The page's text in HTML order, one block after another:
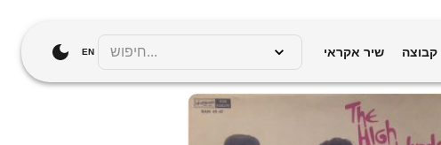
שיר אקראי קבוצה EN